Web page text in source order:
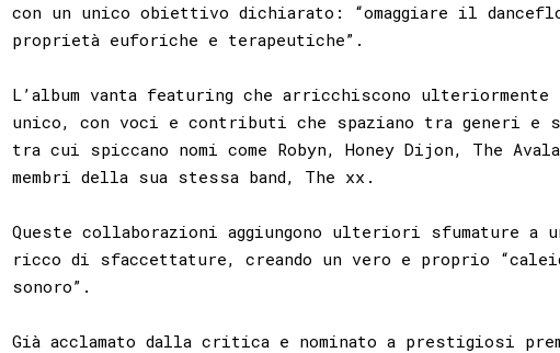
con un unico obiettivo dichiarato: “omaggiare il
proprietà euforiche e terapeutiche”.
L’album vanta featuring che arricchiscono
unico, con voci e contributi che spaziano tra generi
tra cui spiccano nomi come Robyn, Honey Dijon, The
membri della sua stessa band, The xx.
Queste collaborazioni aggiungono ulteriori sfumature a
ricco di sfaccettature, creando un vero e proprio
sonoro”.
Già acclamato dalla critica e nominato a prestigiosi